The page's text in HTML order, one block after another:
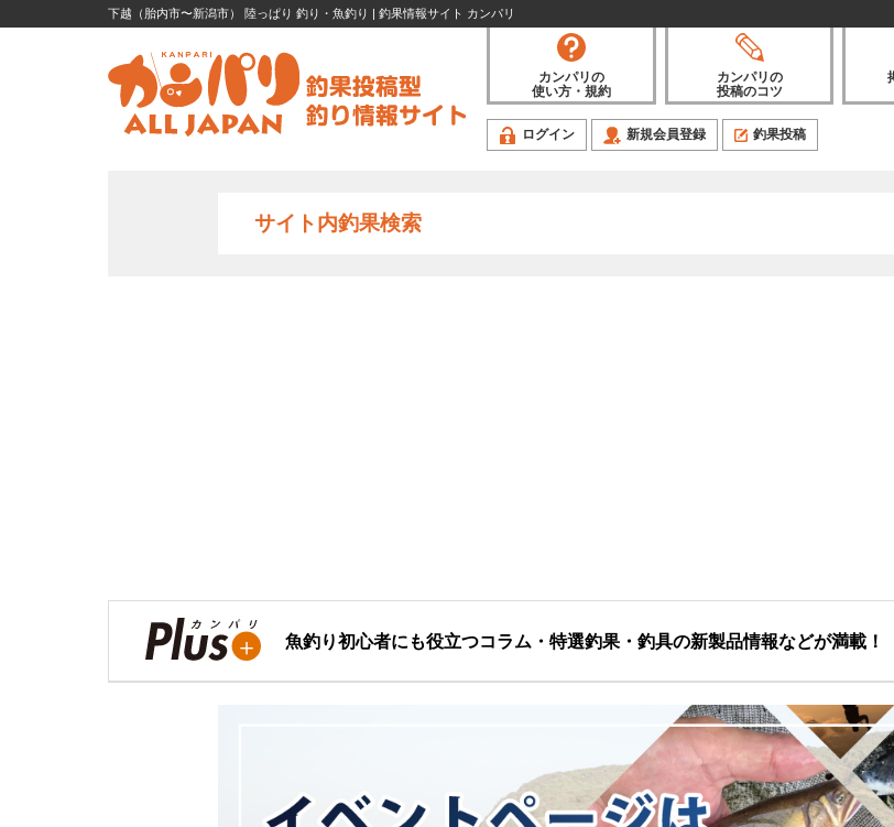
下越（胎内市〜新潟市） 陸っぱり 釣り・魚釣り | 釣果情報サイト カンパリ
カンパリの
使い方・規約
カンパリの
投稿のコツ
ログイン 新規会員登録 釣果投稿
サイト内釣果検索
魚釣り初心者にも役立つコラム・特選釣果・釣具の新製品情報などが満載！